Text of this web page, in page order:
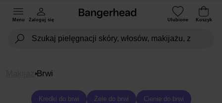
Menu Zaloguj się Ulubione Koszyk
Brwi
Kredki do brwi Żele do brwi Cienie do brwi